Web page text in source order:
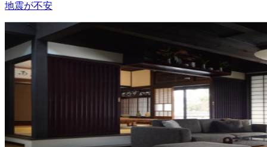
地震が不安